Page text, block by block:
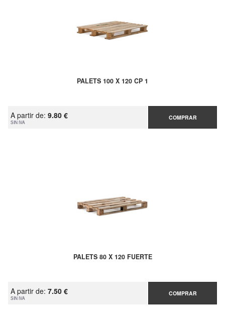
PALETS 100 X 120 CP 1
A partir de: 9.80 €
SIN IVA
COMPRAR
PALETS 80 X 120 FUERTE
A partir de: 7.50 €
SIN IVA
COMPRAR